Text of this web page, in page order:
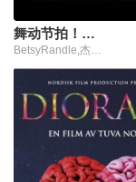
舞动节拍！重返校园
BetsyRandle,杰克·布雷楠,杰登·巴特尔斯